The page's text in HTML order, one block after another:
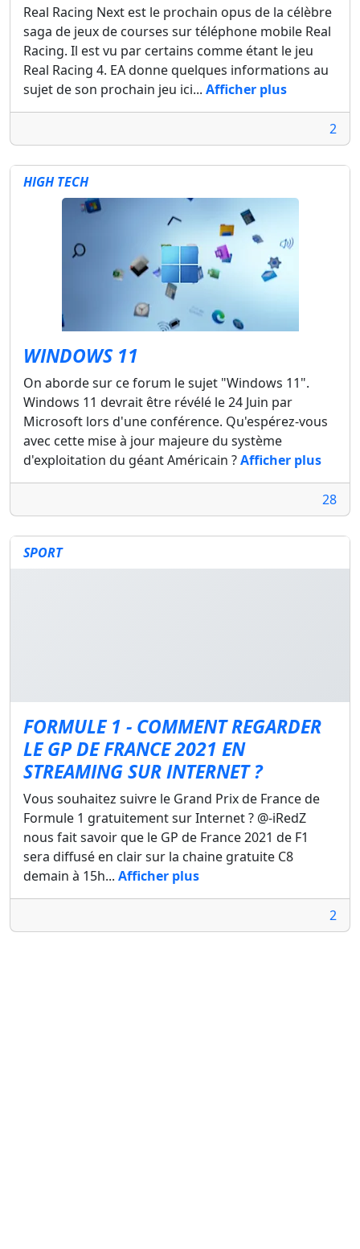
Real Racing Next est le prochain opus de la célèbre
saga de jeux de courses sur téléphone mobile Real
Racing. Il est vu par certains comme étant le jeu
Real Racing 4. EA donne quelques informations au
sujet de son prochain jeu ici... Afficher plus
2
HIGH TECH
WINDOWS 11
On aborde sur ce forum le sujet "Windows 11".
Windows 11 devrait être révélé le 24 Juin par
Microsoft lors d'une conférence. Qu'espérez-vous
avec cette mise à jour majeure du système
d'exploitation du géant Américain ?Afficher plus
28
SPORT
FORMULE 1 - COMMENT REGARDER
LE GP DE FRANCE 2021 EN
STREAMING SUR INTERNET ?
Vous souhaitez suivre le Grand Prix de France de
Formule 1 gratuitement sur Internet ? @-iRedZ
nous fait savoir que le GP de France 2021 de F1
sera diffusé en clair sur la chaine gratuite C8
demain à 15h... Afficher plus
2